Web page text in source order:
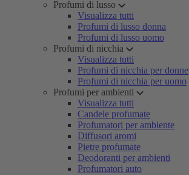
Profumi di lusso
Visualizza tutti
Profumi di lusso donna
Profumi di lusso uomo
Profumi di nicchia
Visualizza tutti
Profumi di nicchia per donne
Profumi di nicchia per uomo
Profumi per ambienti
Visualizza tutti
Candele profumate
Profumatori per ambiente
Diffusori aromi
Pietre profumate
Deodoranti per ambienti
Profumatori auto